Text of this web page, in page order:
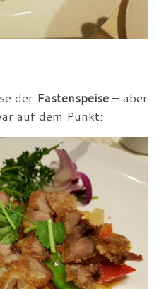
der Fastenspeise – aber
auf dem Punkt: